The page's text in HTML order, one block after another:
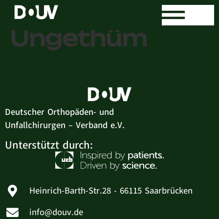
Dr. med. Peter
Ungethüm
Deutscher Orthopäden- und
Unfallchirurgen – Verband e.V.
Unterstützt durch:
Heinrich-Barth-Str.28 - 66115 Saarbrücken
info@douv.de